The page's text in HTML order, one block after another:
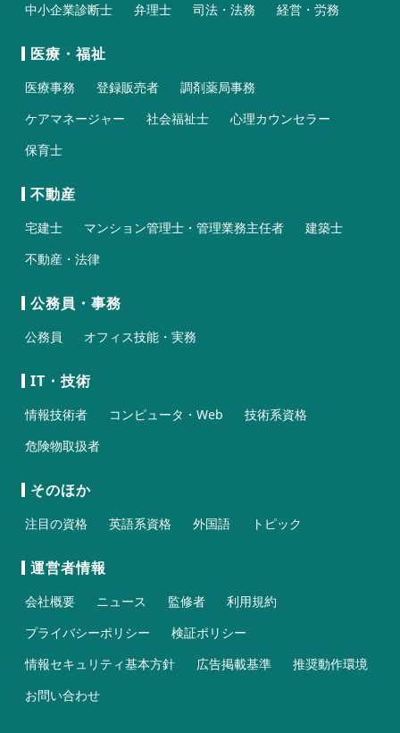
中小企業診断士
弁理士 司法・法務 経営・労務
医療・福祉
医療事務 登録販売者
調剤薬局事務
ケアマネージャー
社会福祉士
心理カウンセラー
保育士
不動産
宅建士 マンション管理士・管理業務主任者
建築士
不動産・法律
公務員・事務
公務員 オフィス技能・実務
IT・技術
情報技術者 コンピュータ・Web
技術系資格
危険物取扱者
そのほか
注目の資格 英語系資格 外国語 トピック
運営者情報
会社概要 ニュース 監修者
利用規約
プライバシーポリシー
検証ポリシー
情報セキュリティ基本方針
広告掲載基準
推奨動作環境
お問い合わせ